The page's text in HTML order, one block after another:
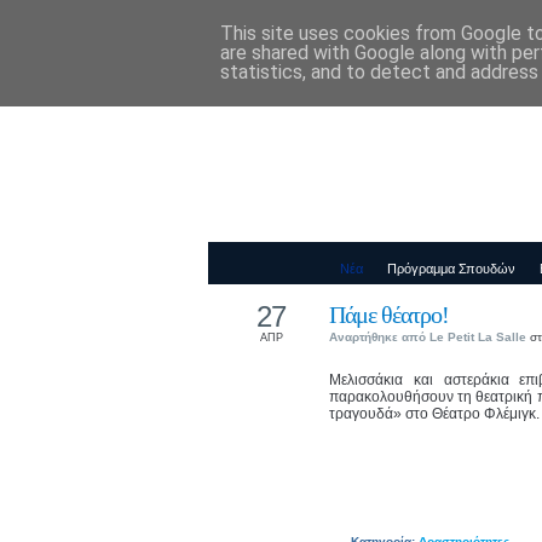
Παιδικός
Νέα Πρόγραμμα Σπουδών
Πάμε θέατρο!
Αναρτήθηκε από Le Petit La Salle
27
ΑΠΡ
Μελισσάκια και αστεράκια
παρακολουθήσουν τη θεατρική
τραγουδά» στο Θέατρο Φλέμιγκ.
This site uses cookies from Google
are shared with Google along with
statistics, and to detect and address